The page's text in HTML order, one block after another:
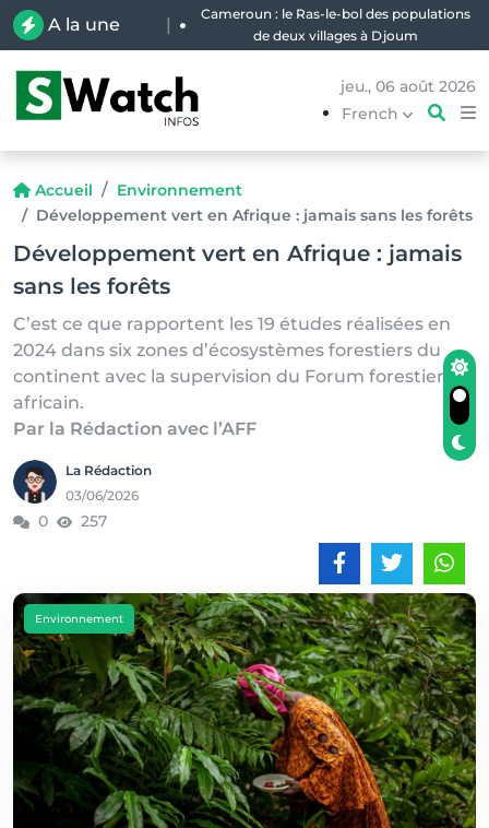
A la une |
Cameroun : le Ras-le-bol des populations
de deux villages à Djoum
jeu., 06 août 2026
French
Accueil
Environnement
Développement vert en Afrique : jamais sans les forêts
Développement vert en Afrique : jamais
sans les forêts
C’est ce que rapportent les 19 études réalisées en
2024 dans six zones d’écosystèmes forestiers du
continent avec la supervision du Forum forestier
africain.
Par la Rédaction avec l’AFF
La Rédaction
03/06/2026
0 257
Environnement